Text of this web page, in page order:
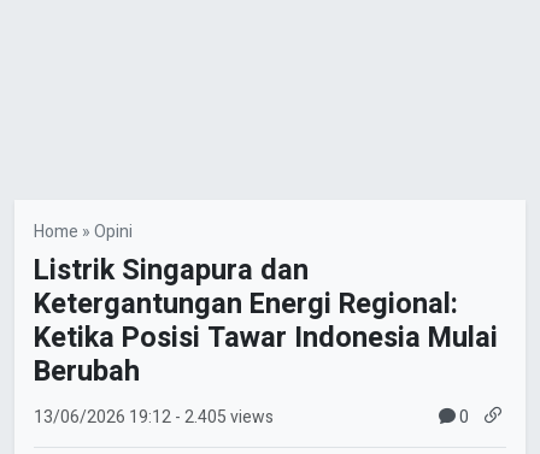
Home »Opini
Listrik Singapura dan
Ketergantungan Energi Regional:
Ketika Posisi Tawar Indonesia Mulai
Berubah
13/06/2026 19:12- 2.405 views 0